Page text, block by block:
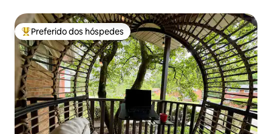
Entre os melhores preferidos dos hóspedes
Preferido dos hóspedes